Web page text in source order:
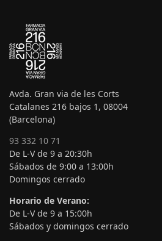
Avda. Gran via de les Corts
Catalanes 216 bajos 1, 08004
(Barcelona)
93 332 10 71
De L-V de 9 a 20:30h
Sábados de 9:00 a 13:00h
Domingos cerrado
Horario de Verano:
De L-V de 9 a 15:00h
Sábados y domingos cerrado